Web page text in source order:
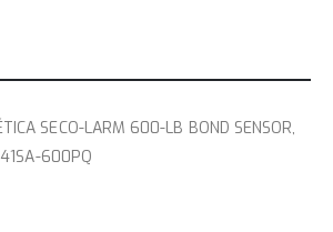
SECO-LARM 600-LB BOND SENSOR,
600PQ